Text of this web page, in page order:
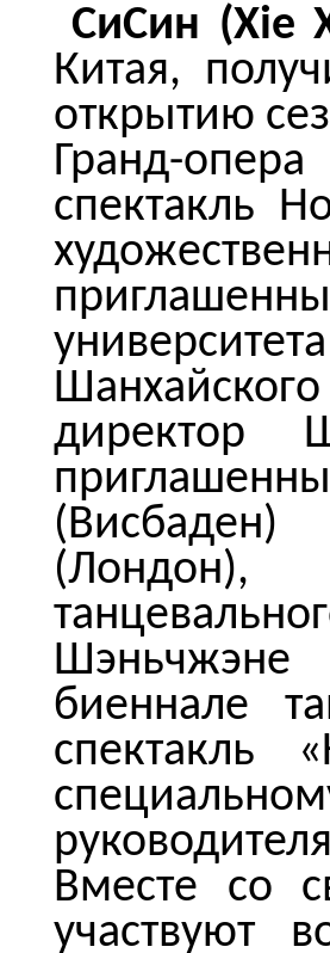
СиСин (Xie
Китая,
открытию
Гранд-
спектакль
директор
(Висбаден)
(Лондон),
биеннале
спектакль
Вместе со
участвуют